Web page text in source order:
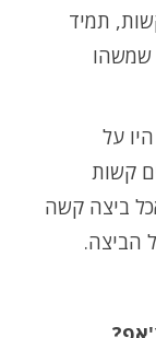
תמיד
שמשהו
על
קשות
ביצה קשה
הביצה.